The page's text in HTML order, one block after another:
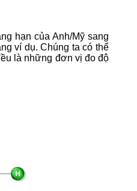
hạn của Anh/Mỹ sang
ví dụ. Chúng ta có thể
là những đơn vị đo độ